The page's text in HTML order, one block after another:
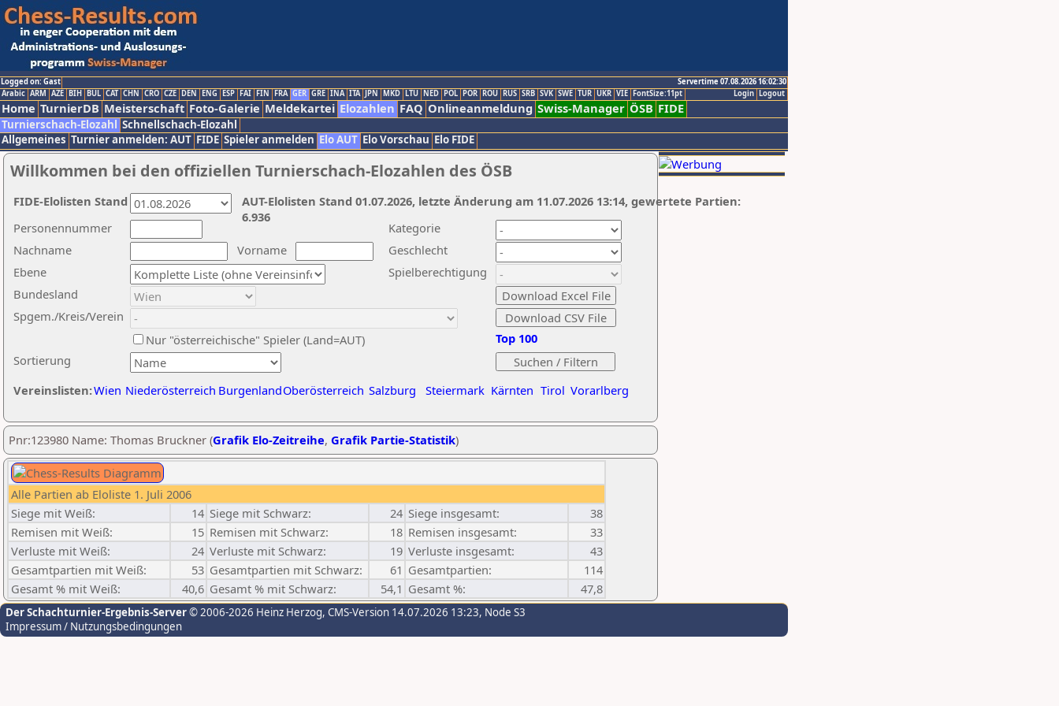
Logged on: Gast
Servertime 07.08.2026 16:02:30
Logout
Login
Arabic ARM AZE BIH BUL CAT CHN CRO CZE DEN ENG ESP FAI FIN FRA GER GRE INA ITA JPN MKD LTU NED POL POR ROU RUS SRB SVK SWE TUR UKR VIE FontSize:11pt
Home TurnierDB Meisterschaft Foto-Galerie Meldekartei Elozahlen FAQ Onlineanmeldung Swiss-Manager ÖSB FIDE
Turnierschach-Elozahl Schnellschach-Elozahl
Allgemeines Turnier anmelden: AUT FIDE Spieler anmelden Elo AUT Elo Vorschau Elo FIDE
Willkommen bei den offiziellen Turnierschach-Elozahlen des ÖSB
Nachname
Vorname
Ebene
Kategorie
Sortierung
Personennummer
Bundesland
Spgem./Kreis/Verein
Geschlecht
Nur "österreichische" Spieler (Land=AUT)
Spielberechtigung
Vereinslisten:Wien Niederösterreich BurgenlandOberösterreich Salzburg Steiermark Kärnten Tirol Vorarlberg
Top 100
AUT-Elolisten Stand 01.07.2026, letzte Änderung am 11.07.2026 13:14, gewertete Partien:
6.936
FIDE-Elolisten Stand
Pnr:123980 Name: Thomas Bruckner (Grafik Elo-Zeitreihe, Grafik Partie-Statistik)
Alle Partien ab Eloliste 1. Juli 2006
Siege mit Weiß:
14 Siege mit Schwarz: 24 Siege insgesamt:
38
Remisen mit Weiß:
15 Remisen mit Schwarz: 18 Remisen insgesamt:
33
Verluste mit Weiß:
24 Verluste mit Schwarz: 19 Verluste insgesamt:
43
Gesamtpartien mit Weiß:
53 Gesamtpartien mit Schwarz: 61 Gesamtpartien:
114
Gesamt % mit Weiß:
40,6 Gesamt % mit Schwarz: 54,1 Gesamt %: 47,8
Der Schachturnier-Ergebnis-Server© 2006-2026 Heinz Herzog, CMS-Version 14.07.2026 13:23, Node S3
Impressum / Nutzungsbedingungen